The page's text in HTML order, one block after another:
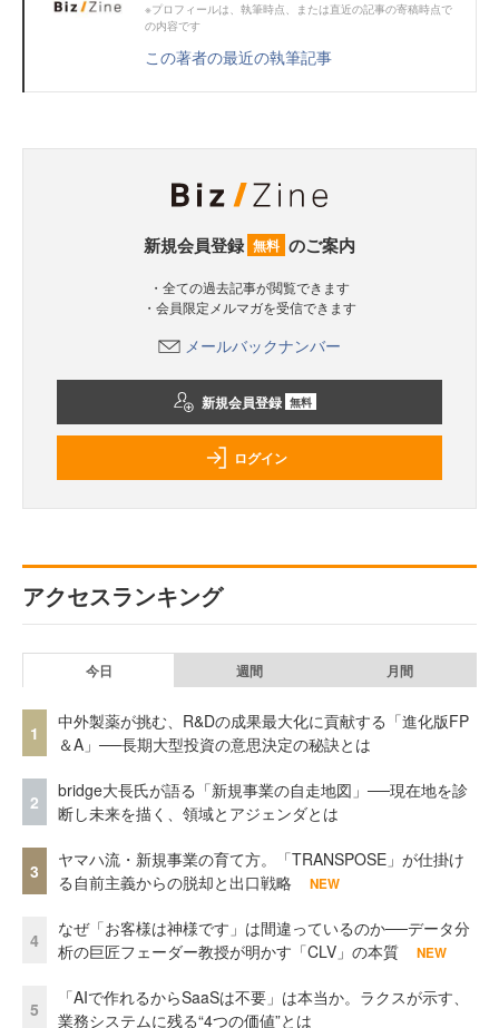
※プロフィールは、執筆時点、または直近の記事の寄稿時点で
の内容です
この著者の最近の執筆記事
新規会員登録 無料 のご案内
・全ての過去記事が閲覧できます
・会員限定メルマガを受信できます
メールバックナンバー
新規会員登録 無料
ログイン
アクセスランキング
今日 週間 月間
1
中外製薬が挑む、R&Dの成果最大化に貢献する「進化版FP
＆A」──長期大型投資の意思決定の秘訣とは
2
bridge大長氏が語る「新規事業の自走地図」──現在地を診
断し未来を描く、領域とアジェンダとは
3
ヤマハ流・新規事業の育て方。「TRANSPOSE」が仕掛け
る自前主義からの脱却と出口戦略
NEW
4
なぜ「お客様は神様です」は間違っているのか──データ分
析の巨匠フェーダー教授が明かす「CLV」の本質
NEW
5
「AIで作れるからSaaSは不要」は本当か。ラクスが示す、
業務システムに残る“4つの価値”とは